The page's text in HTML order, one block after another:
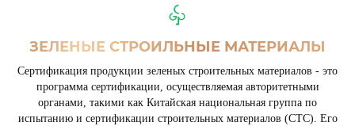
ЗЕЛЕНЫЕ СТРОИЛЬНЫЕ МАТЕРИАЛЫ
Сертификация продукции зеленых строительных материалов - это
программа сертификации, осуществляемая авторитетными
органами, такими как Китайская национальная группа по
испытанию и сертификации строительных материалов (CTC). Его